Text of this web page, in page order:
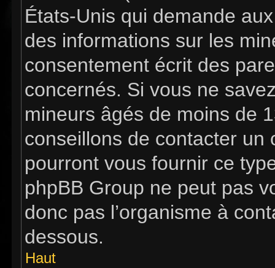
États-Unis qui demande
des informations sur les
consentement écrit des
concernés. Si vous ne
mineurs âgés de moins de
conseillons de contacter un
pourront vous fournir ce
phpBB Group ne peut pas
donc pas l’organisme à
dessous.
Haut